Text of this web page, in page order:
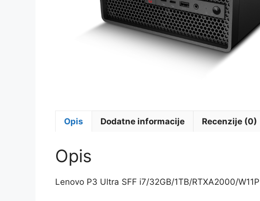
Opis Dodatne informacije Recenzije (0)
Opis
Lenovo P3 Ultra SFF i7/32GB/1TB/RTXA2000/W11P